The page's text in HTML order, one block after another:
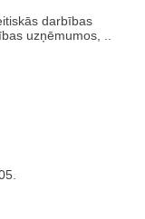
darbības
uzņēmumos, ..